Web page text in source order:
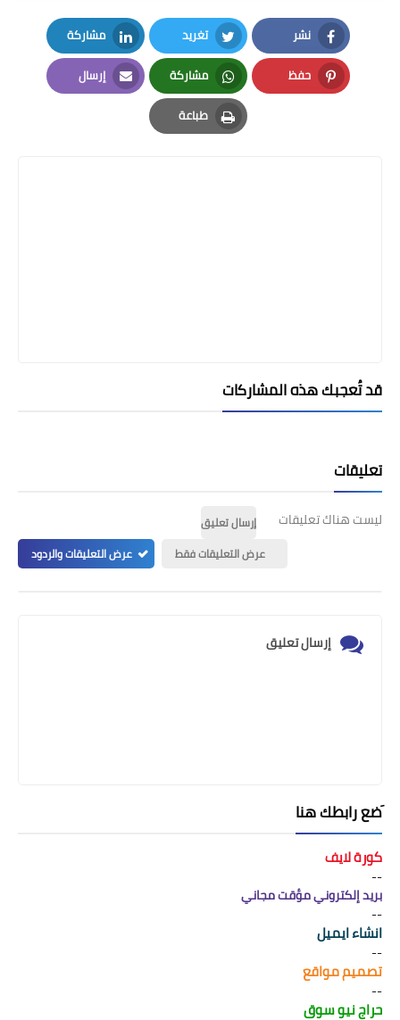
نشر
Facebook
تغريد
Twitter
مشاركة
LinkedIn
حفظ
Pinterest
مشاركة
Whatsapp
إرسال
Email
طباعة
Print
قد تُعجبك هذه المشاركات
تعليقات
ليست هناك تعليقات
إرسال تعليق
عرض التعليقات فقط
عرض التعليقات والردود
إرسال تعليق
َضع رابطك هنا
كورة لايف
--
بريد إلكتروني مؤقت مجاني
--
انشاء ايميل
--
تصميم مواقع
--
حراج نيو سوق